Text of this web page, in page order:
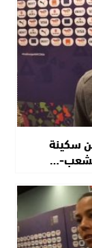
سكينة
…